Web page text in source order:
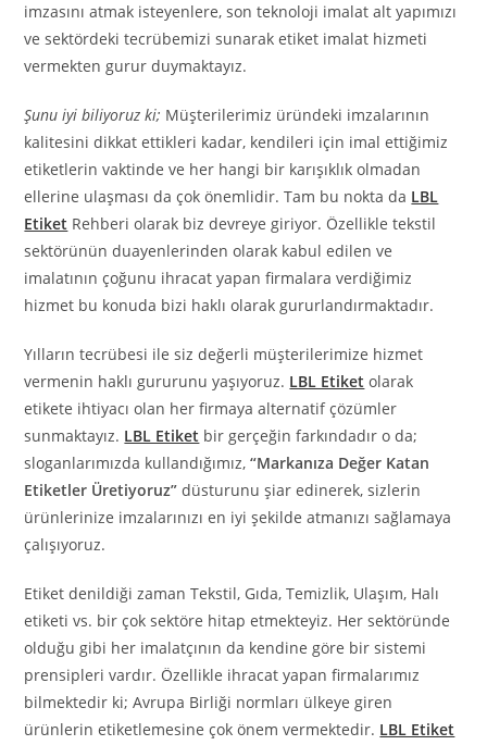
imzasını atmak isteyenlere, son teknoloji imalat alt yapımızı
ve sektördeki tecrübemizi sunarak etiket imalat hizmeti
vermekten gurur duymaktayız.
Şunu iyi biliyoruz ki; Müşterilerimiz üründeki imzalarının
kalitesini dikkat ettikleri kadar, kendileri için imal ettiğimiz
etiketlerin vaktinde ve her hangi bir karışıklık olmadan
ellerine ulaşması da çok önemlidir. Tam bu nokta da LBL
Etiket Rehberi olarak biz devreye giriyor. Özellikle tekstil
sektörünün duayenlerinden olarak kabul edilen ve
imalatının çoğunu ihracat yapan firmalara verdiğimiz
hizmet bu konuda bizi haklı olarak gururlandırmaktadır.
Yılların tecrübesi ile siz değerli müşterilerimize hizmet
vermenin haklı gururunu yaşıyoruz. LBL Etiket olarak
etikete ihtiyacı olan her firmaya alternatif çözümler
sunmaktayız. LBL Etiket bir gerçeğin farkındadır o da;
sloganlarımızda kullandığımız,“Markanıza Değer Katan
Etiketler Üretiyoruz” düsturunu şiar edinerek, sizlerin
ürünlerinize imzalarınızı en iyi şekilde atmanızı sağlamaya
çalışıyoruz.
Etiket denildiği zaman Tekstil, Gıda, Temizlik, Ulaşım, Halı
etiketi vs. bir çok sektöre hitap etmekteyiz. Her sektöründe
olduğu gibi her imalatçının da kendine göre bir sistemi
prensipleri vardır. Özellikle ihracat yapan firmalarımız
bilmektedir ki; Avrupa Birliği normları ülkeye giren
ürünlerin etiketlemesine çok önem vermektedir. LBL Etiket